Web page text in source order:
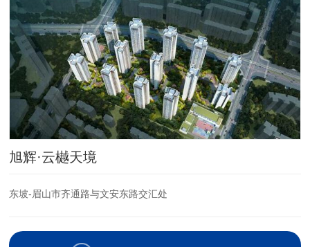
人才招聘
联系我们
旭辉·云樾天境
东坡-眉山市齐通路与文安东路交汇处